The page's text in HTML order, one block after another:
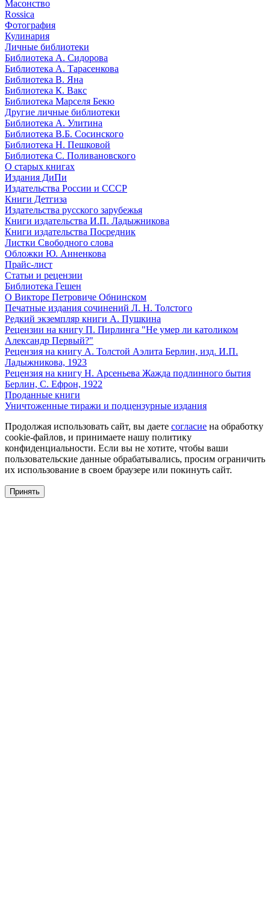
Масонство
Rossica
Фотография
Кулинария
Личные библиотеки
Библиотека А. Сидорова
Библиотека А. Тарасенкова
Библиотека В. Яна
Библиотека К. Вакс
Библиотека Марселя Бекю
Другие личные библиотеки
Библиотека А. Улитина
Библиотека В.Б. Сосинского
Библиотека Н. Пешковой
Библиотека С. Поливановского
О старых книгах
Издания ДиПи
Издательства России и СССР
Книги Детгиза
Издательства русского зарубежья
Книги издательства И.П. Ладыжникова
Книги издательства Посредник
Листки Свободного слова
Обложки Ю. Анненкова
Прайс-лист
Статьи и рецензии
Библиотека Гешен
О Викторе Петровиче Обнинском
Печатные издания сочинений Л. Н. Толстого
Редкий экземпляр книги А. Пушкина
Рецензии на книгу П. Пирлинга "Не умер ли католиком
Александр Первый?"
Рецензия на книгу А. Толстой Аэлита Берлин, изд. И.П.
Ладыжникова, 1923
Рецензия на книгу Н. Арсеньева Жажда подлинного бытия
Берлин, С. Ефрон, 1922
Проданные книги
Уничтоженные тиражи и подцензурные издания
Продолжая использовать сайт, вы даете согласие на обработку
cookie-файлов, и принимаете нашу политику
конфиденциальности. Если вы не хотите, чтобы ваши
пользовательские данные обрабатывались, просим ограничить
их использование в своем браузере или покинуть сайт.
Принять